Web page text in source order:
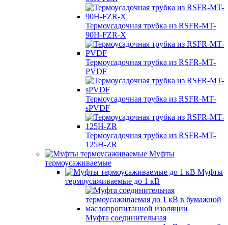
Термоусадочная трубка из RSFR-MT-
90H-FZR-X
Термоусадочная трубка из RSFR-MT-
PVDF
Термоусадочная трубка из RSFR-MT-
sPVDF
Термоусадочная трубка из RSFR-MT-
125H-ZR
Муфты
термоусаживаемые
Муфты
термоусаживаемые до 1 кВ
Муфта соединительная